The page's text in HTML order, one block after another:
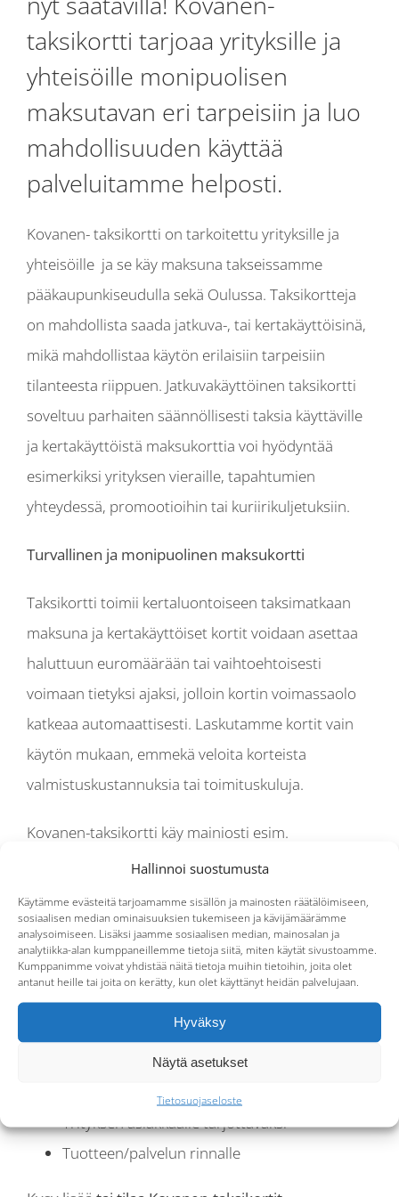
Hallinnoi suostumusta
Käytämme evästeitä tarjoamamme sisällön ja mainosten räätälöimiseen,
sosiaalisen median ominaisuuksien tukemiseen ja kävijämäärämme
analysoimiseen. Lisäksi jaamme sosiaalisen median, mainosalan ja
analytiikka-alan kumppaneillemme tietoja siitä, miten käytät sivustoamme.
Kumppanimme voivat yhdistää näitä tietoja muihin tietoihin, joita olet
antanut heille tai joita on kerätty, kun olet käyttänyt heidän palvelujaan.
Hyväksy
Näytä asetukset
Tietosuojaseloste
taksikortti tarjoaa yrityksille ja
yhteisöille monipuolisen
maksutavan eri tarpeisiin ja luo
mahdollisuuden käyttää
palveluitamme helposti.
Kovanen- taksikortti on tarkoitettu yrityksille ja
yhteisöille ja se käy maksuna takseissamme
pääkaupunkiseudulla sekä Oulussa. Taksikortteja
on mahdollista saada jatkuva-, tai kertakäyttöisinä,
mikä mahdollistaa käytön erilaisiin tarpeisiin
tilanteesta riippuen. Jatkuvakäyttöinen taksikortti
soveltuu parhaiten säännöllisesti taksia käyttäville
ja kertakäyttöistä maksukorttia voi hyödyntää
esimerkiksi yrityksen vieraille, tapahtumien
yhteydessä, promootioihin tai kuriirikuljetuksiin.
Turvallinen ja monipuolinen maksukortti
Taksikortti toimii kertaluontoiseen taksimatkaan
maksuna ja kertakäyttöiset kortit voidaan asettaa
haluttuun euromäärään tai vaihtoehtoisesti
voimaan tietyksi ajaksi, jolloin kortin voimassaolo
katkeaa automaattisesti. Laskutamme kortit vain
käytön mukaan, emmekä veloita korteista
valmistuskustannuksia tai toimituskuluja.
Kovanen-taksikortti käy mainiosti esim.
Henkilökunnan kuljetuksiin määräajaksi,
jatkuvaan käyttöön tai kertakuljetuksiin
Kokousmatkoihin
Yrityksen vieraille tarjottaviin taksimatkoihin
Kannustimeksi, palkkioksi tai työsuhde-eduksi
Tavarakuljetuksiin
Tapahtumien tai tilaisuuksien
kuljetustarpeisiin
Yrityksen asiakkaalle tarjottavaksi
Tuotteen/palvelun rinnalle